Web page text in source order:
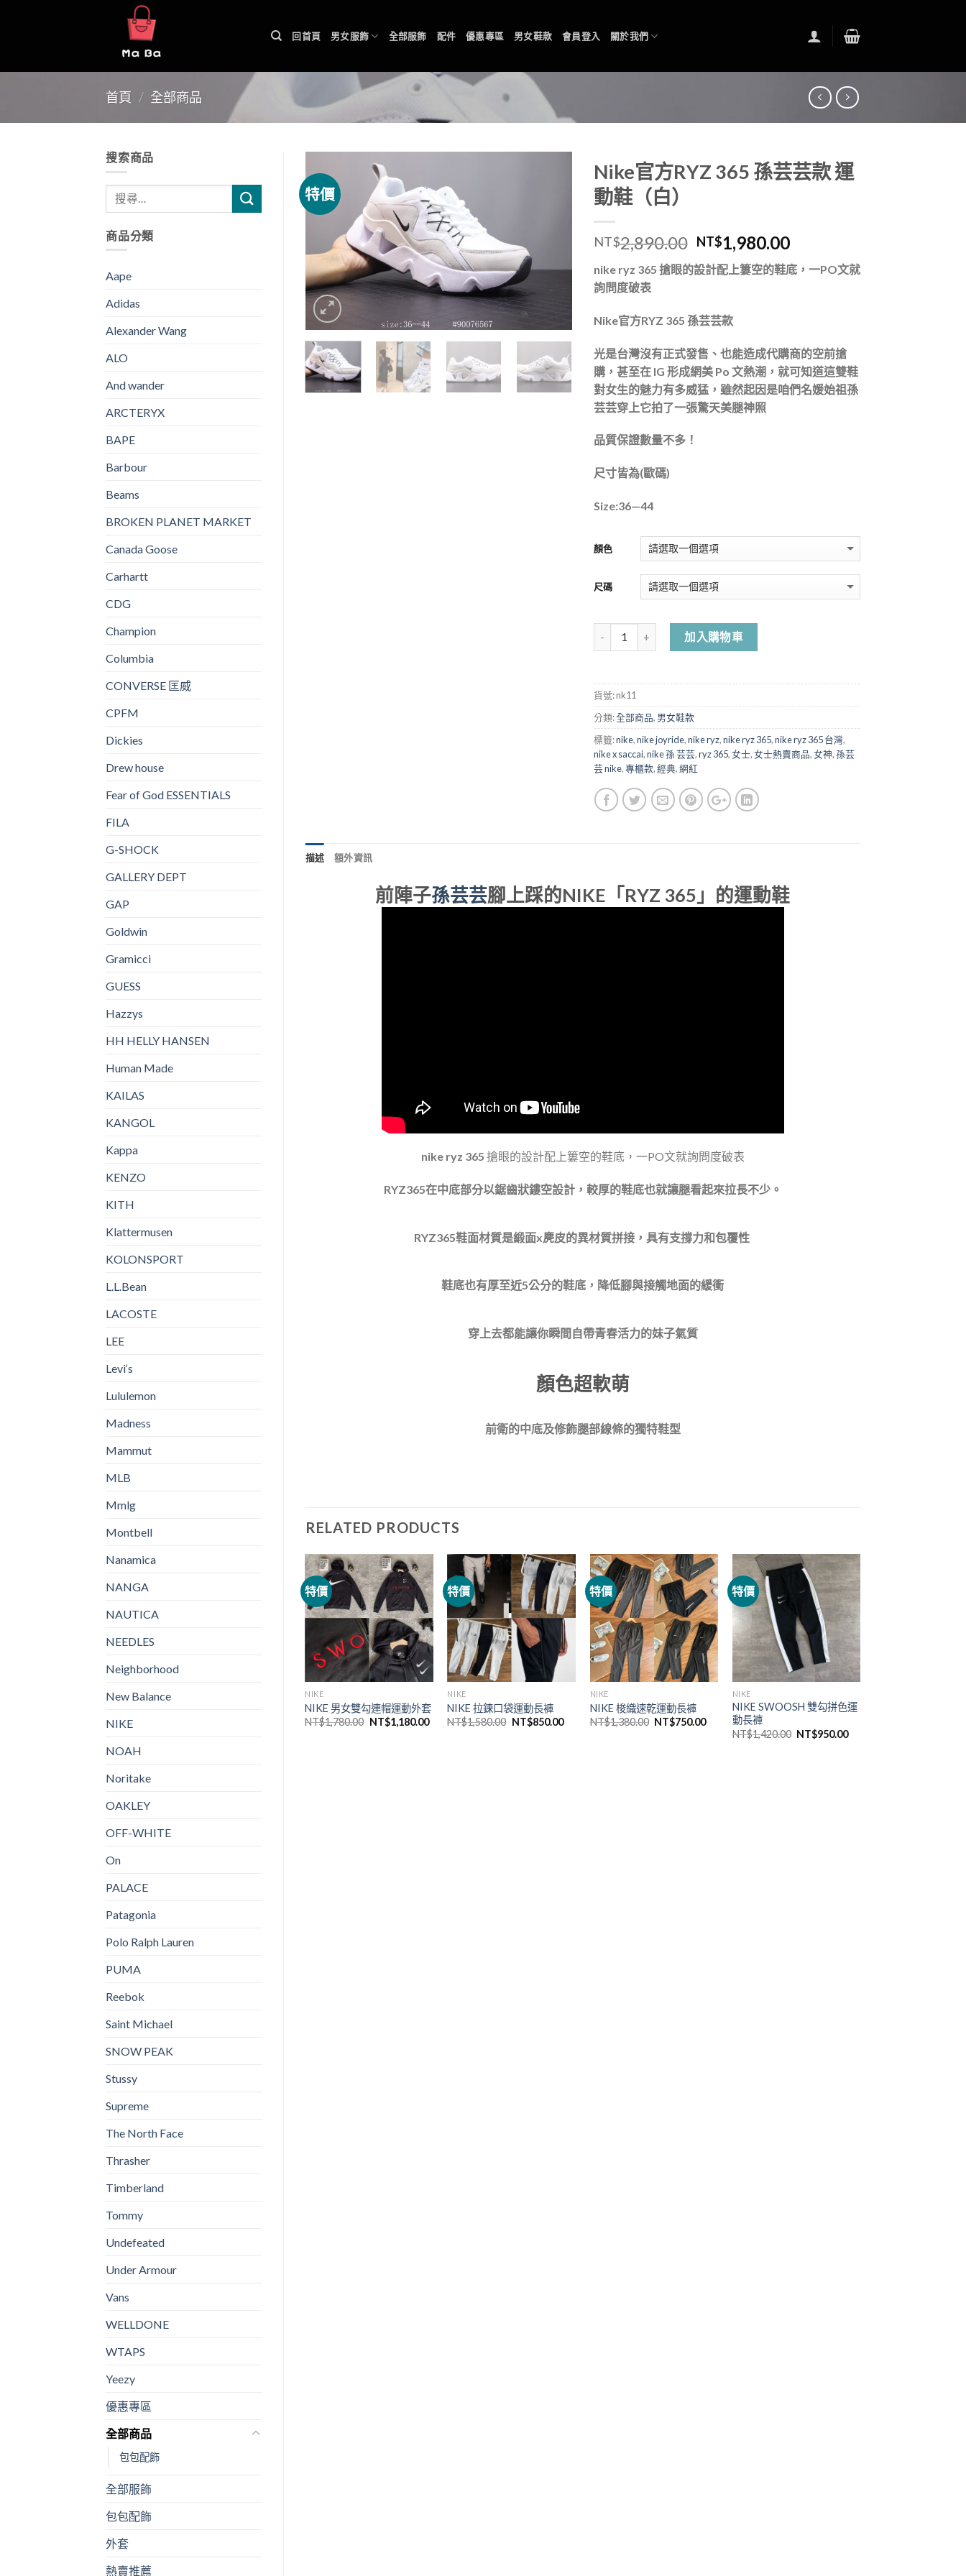
回首頁 男女服飾 全部服飾 配件 優惠專區 男女鞋款 會員登入 關於我們
首頁 / 全部商品
特價
Nike官方RYZ 365 孫芸芸款 運
動鞋（白）
NT$2,890.00 NT$1,980.00
nike ryz 365 搶眼的設計配上簍空的鞋底，一PO文就
詢問度破表
Nike官方RYZ 365 孫芸芸款
光是台灣沒有正式發售、也能造成代購商的空前搶
購，甚至在 IG 形成網美 Po 文熱潮，就可知道這雙鞋
對女生的魅力有多威猛，雖然起因是咱們名媛始祖孫
芸芸穿上它拍了一張驚天美腿神照
品質保證數量不多！
尺寸皆為(歐碼)
Size:36—44
顏色
尺碼
加入購物車
貨號:nk11
分類:全部商品, 男女鞋款
標籤:nike,nike joyride,nike ryz,nike ryz 365,nike ryz 365 台灣,
nike x saccai,nike 孫 芸芸,ryz 365,女士,女士熱賣商品,女神,孫芸
芸 nike,專櫃款,經典,網紅
描述 額外資訊
前陣子孫芸芸腳上踩的NIKE「RYZ 365」的運動鞋
nike ryz 365 搶眼的設計配上簍空的鞋底，一PO文就詢問度破表
RYZ365在中底部分以鋸齒狀鏤空設計，較厚的鞋底也就讓腿看起來拉長不少。
RYZ365鞋面材質是緞面x麂皮的異材質拼接，具有支撐力和包覆性
鞋底也有厚至近5公分的鞋底，降低腳與接觸地面的緩衝
穿上去都能讓你瞬間自帶青春活力的妹子氣質
顏色超軟萌
前衛的中底及修飾腿部線條的獨特鞋型
RELATED PRODUCTS
特價
NIKE
NIKE 男女雙勾連帽運動外套
NT$1,780.00 NT$1,180.00
特價
NIKE
NIKE 拉鍊口袋運動長褲
NT$1,580.00 NT$850.00
特價
NIKE
NIKE 梭織速乾運動長褲
NT$1,380.00 NT$750.00
特價
NIKE
NIKE SWOOSH 雙勾拼色運
動長褲
NT$1,420.00 NT$950.00
NIKE
搜索商品
商品分類
Aape
Adidas
Alexander Wang
ALO
And wander
ARCTERYX
BAPE
Barbour
Beams
BROKEN PLANET MARKET
Canada Goose
Carhartt
CDG
Champion
Columbia
CONVERSE 匡威
CPFM
Dickies
Drew house
Fear of God ESSENTIALS
FILA
G-SHOCK
GALLERY DEPT
GAP
Goldwin
Gramicci
GUESS
Hazzys
HH HELLY HANSEN
Human Made
KAILAS
KANGOL
Kappa
KENZO
KITH
Klattermusen
KOLONSPORT
L.L.Bean
LACOSTE
LEE
Levi‘s
Lululemon
Madness
Mammut
MLB
Mmlg
Montbell
Nanamica
NANGA
NAUTICA
NEEDLES
Neighborhood
New Balance
NIKE
NOAH
Noritake
OAKLEY
OFF-WHITE
On
PALACE
Patagonia
Polo Ralph Lauren
PUMA
Reebok
Saint Michael
SNOW PEAK
Stussy
Supreme
The North Face
Thrasher
Timberland
Tommy
Undefeated
Under Armour
Vans
WELLDONE
WTAPS
Yeezy
優惠專區
全部商品
包包配飾
全部服飾
包包配飾
外套
熱賣推薦